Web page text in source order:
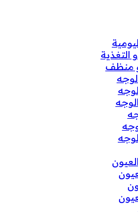
التغذية
منظف